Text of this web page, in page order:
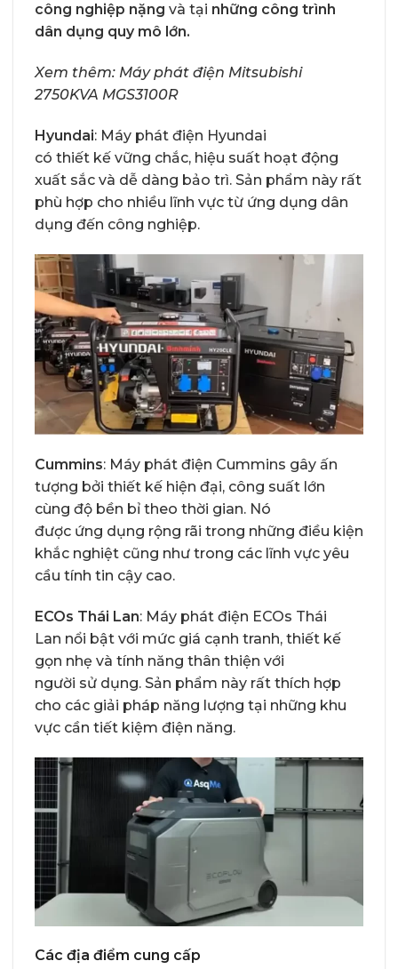
công nghiệp nặng và tại những công trình
dân dụng quy mô lớn.
Xem thêm: Máy phát điện Mitsubishi
2750KVA MGS3100R
Hyundai: Máy phát điện Hyundai
có thiết kế vững chắc, hiệu suất hoạt động
xuất sắc và dễ dàng bảo trì. Sản phẩm này rất
phù hợp cho nhiều lĩnh vực từ ứng dụng dân
dụng đến công nghiệp.
Cummins: Máy phát điện Cummins gây ấn
tượng bởi thiết kế hiện đại, công suất lớn
cùng độ bền bỉ theo thời gian. Nó
được ứng dụng rộng rãi trong những điều kiện
khắc nghiệt cũng như trong các lĩnh vực yêu
cầu tính tin cậy cao.
ECOs Thái Lan: Máy phát điện ECOs Thái
Lan nổi bật với mức giá cạnh tranh, thiết kế
gọn nhẹ và tính năng thân thiện với
người sử dụng. Sản phẩm này rất thích hợp
cho các giải pháp năng lượng tại những khu
vực cần tiết kiệm điện năng.
Các địa điểm cung cấp